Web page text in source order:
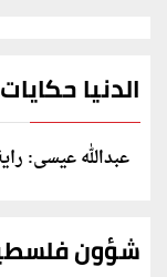
الدنيا حكايات
عبدالله عيسى:
شؤون